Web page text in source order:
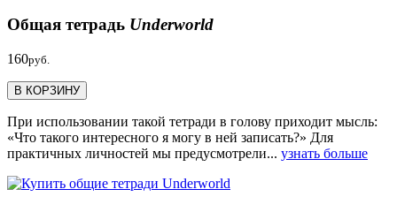
Общая тетрадь Underworld
160руб.
В КОРЗИНУ
При использовании такой тетради в голову приходит мысль:
«Что такого интересного я могу в ней записать?» Для
практичных личностей мы предусмотрели... узнать больше